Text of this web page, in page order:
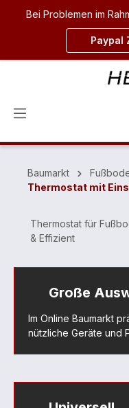
springen
Bei Problemen im
Paypal
Baumarkt
Thermostat mit
Thermostat für
& Effizient
Große
Im Online Baumarkt
nützliche Geräte und